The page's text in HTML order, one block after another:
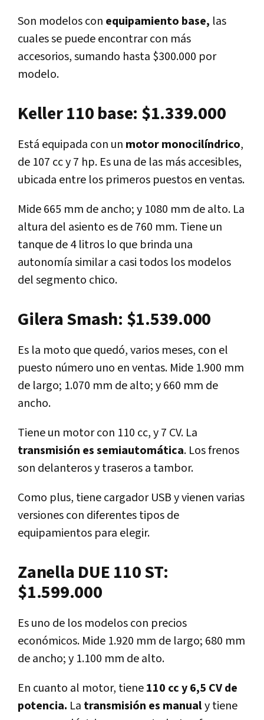
Son modelos con equipamiento base, las
cuales se puede encontrar con más
accesorios, sumando hasta $300.000 por
modelo.
Keller 110 base: $1.339.000
Está equipada con un motor monocilíndrico,
de 107 cc y 7 hp. Es una de las más accesibles,
ubicada entre los primeros puestos en ventas.
Mide 665 mm de ancho; y 1080 mm de alto. La
altura del asiento es de 760 mm. Tiene un
tanque de 4 litros lo que brinda una
autonomía similar a casi todos los modelos
del segmento chico.
Gilera Smash: $1.539.000
Es la moto que quedó, varios meses, con el
puesto número uno en ventas. Mide 1.900 mm
de largo; 1.070 mm de alto; y 660 mm de
ancho.
Tiene un motor con 110 cc, y 7 CV. La
transmisión es semiautomática. Los frenos
son delanteros y traseros a tambor.
Como plus, tiene cargador USB y vienen varias
versiones con diferentes tipos de
equipamientos para elegir.
Zanella DUE 110 ST:
$1.599.000
Es uno de los modelos con precios
económicos. Mide 1.920 mm de largo; 680 mm
de ancho; y 1.100 mm de alto.
En cuanto al motor, tiene110 cc y 6,5 CV de
potencia. La transmisión es manualy tiene